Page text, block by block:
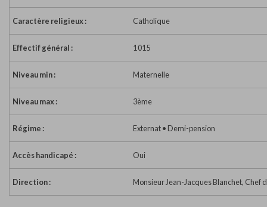
Caractère religieux : Catholique
Effectif général : 1 015
Niveau min : Maternelle
Niveau max : 3ème
Régime : Externat • Demi-pension
Accès handicapé : Oui
Direction : Monsieur Jean-Jacques Blanchet, Chef